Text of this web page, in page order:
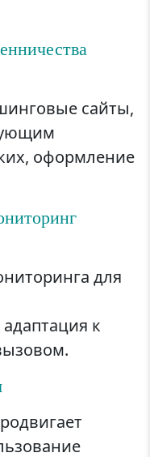
сайты,
оформление
для
к